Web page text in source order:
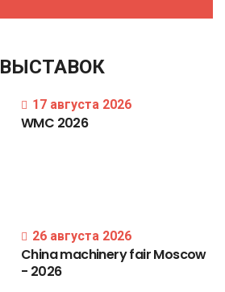
ВЫСТАВОК
17 августа 2026
WMC 2026
26 августа 2026
ChinamachineryfairMoscow
- 2026